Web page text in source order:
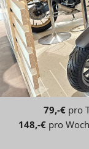
79,-€ pro
148,-€ pro